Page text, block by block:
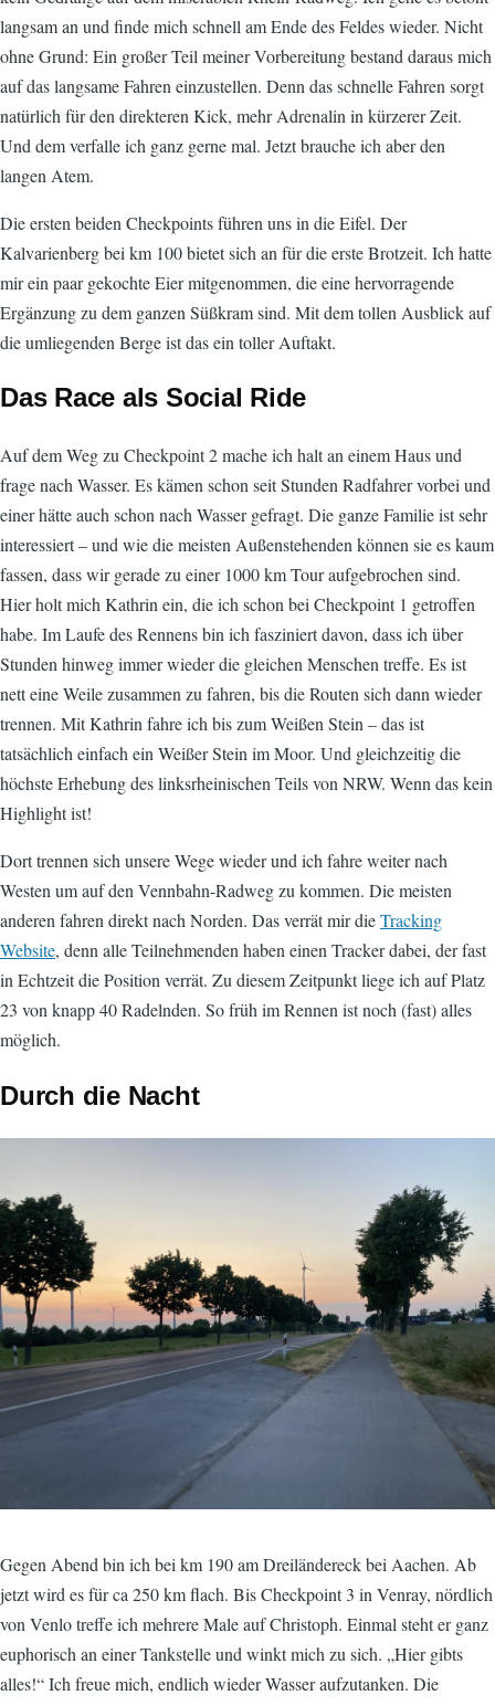
langsam an und finde mich schnell am Ende des Feldes wieder. Nicht
ohne Grund: Ein großer Teil meiner Vorbereitung bestand daraus mich
auf das langsame Fahren einzustellen. Denn das schnelle Fahren sorgt
natürlich für den direkteren Kick, mehr Adrenalin in kürzerer Zeit.
Und dem verfalle ich ganz gerne mal. Jetzt brauche ich aber den
langen Atem.
Die ersten beiden Checkpoints führen uns in die Eifel. Der
Kalvarienberg bei km 100 bietet sich an für die erste Brotzeit. Ich hatte
mir ein paar gekochte Eier mitgenommen, die eine hervorragende
Ergänzung zu dem ganzen Süßkram sind. Mit dem tollen Ausblick auf
die umliegenden Berge ist das ein toller Auftakt.
Das Race als Social Ride
Auf dem Weg zu Checkpoint 2 mache ich halt an einem Haus und
frage nach Wasser. Es kämen schon seit Stunden Radfahrer vorbei und
einer hätte auch schon nach Wasser gefragt. Die ganze Familie ist sehr
interessiert – und wie die meisten Außenstehenden können sie es kaum
fassen, dass wir gerade zu einer 1000 km Tour aufgebrochen sind.
Hier holt mich Kathrin ein, die ich schon bei Checkpoint 1 getroffen
habe. Im Laufe des Rennens bin ich fasziniert davon, dass ich über
Stunden hinweg immer wieder die gleichen Menschen treffe. Es ist
nett eine Weile zusammen zu fahren, bis die Routen sich dann wieder
trennen. Mit Kathrin fahre ich bis zum Weißen Stein – das ist
tatsächlich einfach ein Weißer Stein im Moor. Und gleichzeitig die
höchste Erhebung des linksrheinischen Teils von NRW. Wenn das kein
Highlight ist!
Dort trennen sich unsere Wege wieder und ich fahre weiter nach
Westen um auf den Vennbahn-Radweg zu kommen. Die meisten
anderen fahren direkt nach Norden. Das verrät mir dieTracking
Website, denn alle Teilnehmenden haben einen Tracker dabei, der fast
in Echtzeit die Position verrät. Zu diesem Zeitpunkt liege ich auf Platz
23 von knapp 40 Radelnden. So früh im Rennen ist noch (fast) alles
möglich.
Durch die Nacht
Gegen Abend bin ich bei km 190 am Dreiländereck bei Aachen. Ab
jetzt wird es für ca 250 km flach. Bis Checkpoint 3 in Venray, nördlich
von Venlo treffe ich mehrere Male auf Christoph. Einmal steht er ganz
euphorisch an einer Tankstelle und winkt mich zu sich. „Hier gibts
alles!“ Ich freue mich, endlich wieder Wasser aufzutanken. Die